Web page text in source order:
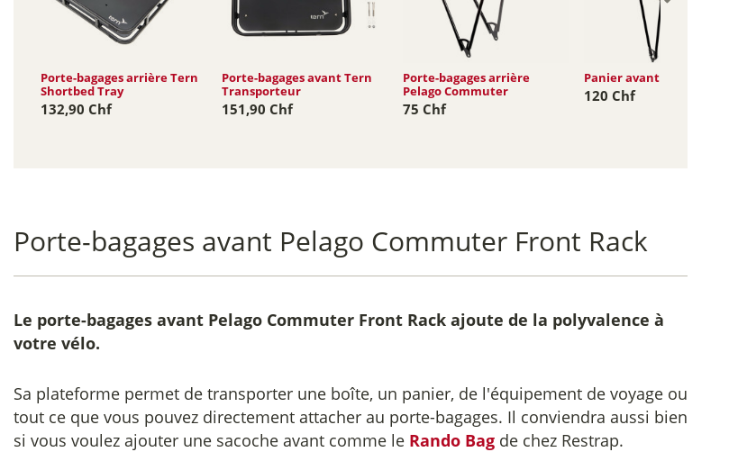
Porte-bagages arrière Tern
Shortbed Tray
132,90 Chf
Porte-bagages avant Tern
Transporteur
151,90 Chf
Porte-bagages arrière
Pelago Commuter
75 Chf
Panier avant Pelago Rasket
120 Chf
Porte-bagages avant Pelago Commuter Front Rack
Le porte-bagages avant Pelago Commuter Front Rack ajoute de la polyvalence à
votre vélo.
Sa plateforme permet de transporter une boîte, un panier, de l'équipement de voyage ou
tout ce que vous pouvez directement attacher au porte-bagages. Il conviendra aussi bien
si vous voulez ajouter une sacoche avant comme le Rando Bag de chez Restrap.